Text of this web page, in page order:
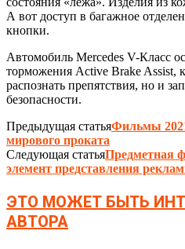
А вот доступ в багажное
кнопки.
Автомобиль Mercedes V-Класс
торможения Active Brake Assist,
распознать препятствия, но и
безопасности.
Предыдущая статьяФильмы
мирового проката
Следующая статьяПредметная
элемент представления
ЭТО МОЖЕТ БЫТЬ
АВТОРА